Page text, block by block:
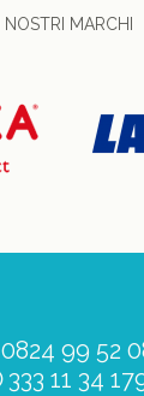
I NOSTRI MARCHI
0824 99 52
333 11 34